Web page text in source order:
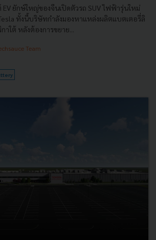
ยักษ์ใหญ่ของจีนเปิดตัวรถ SUV ไฟฟ้ารุ่นใหม่
ทั้งนี้บริษัทกำลังมองหาแหล่งผลิตแบตเตอรี่ลิ
าใต้ หลังต้องการขยาย...
Team